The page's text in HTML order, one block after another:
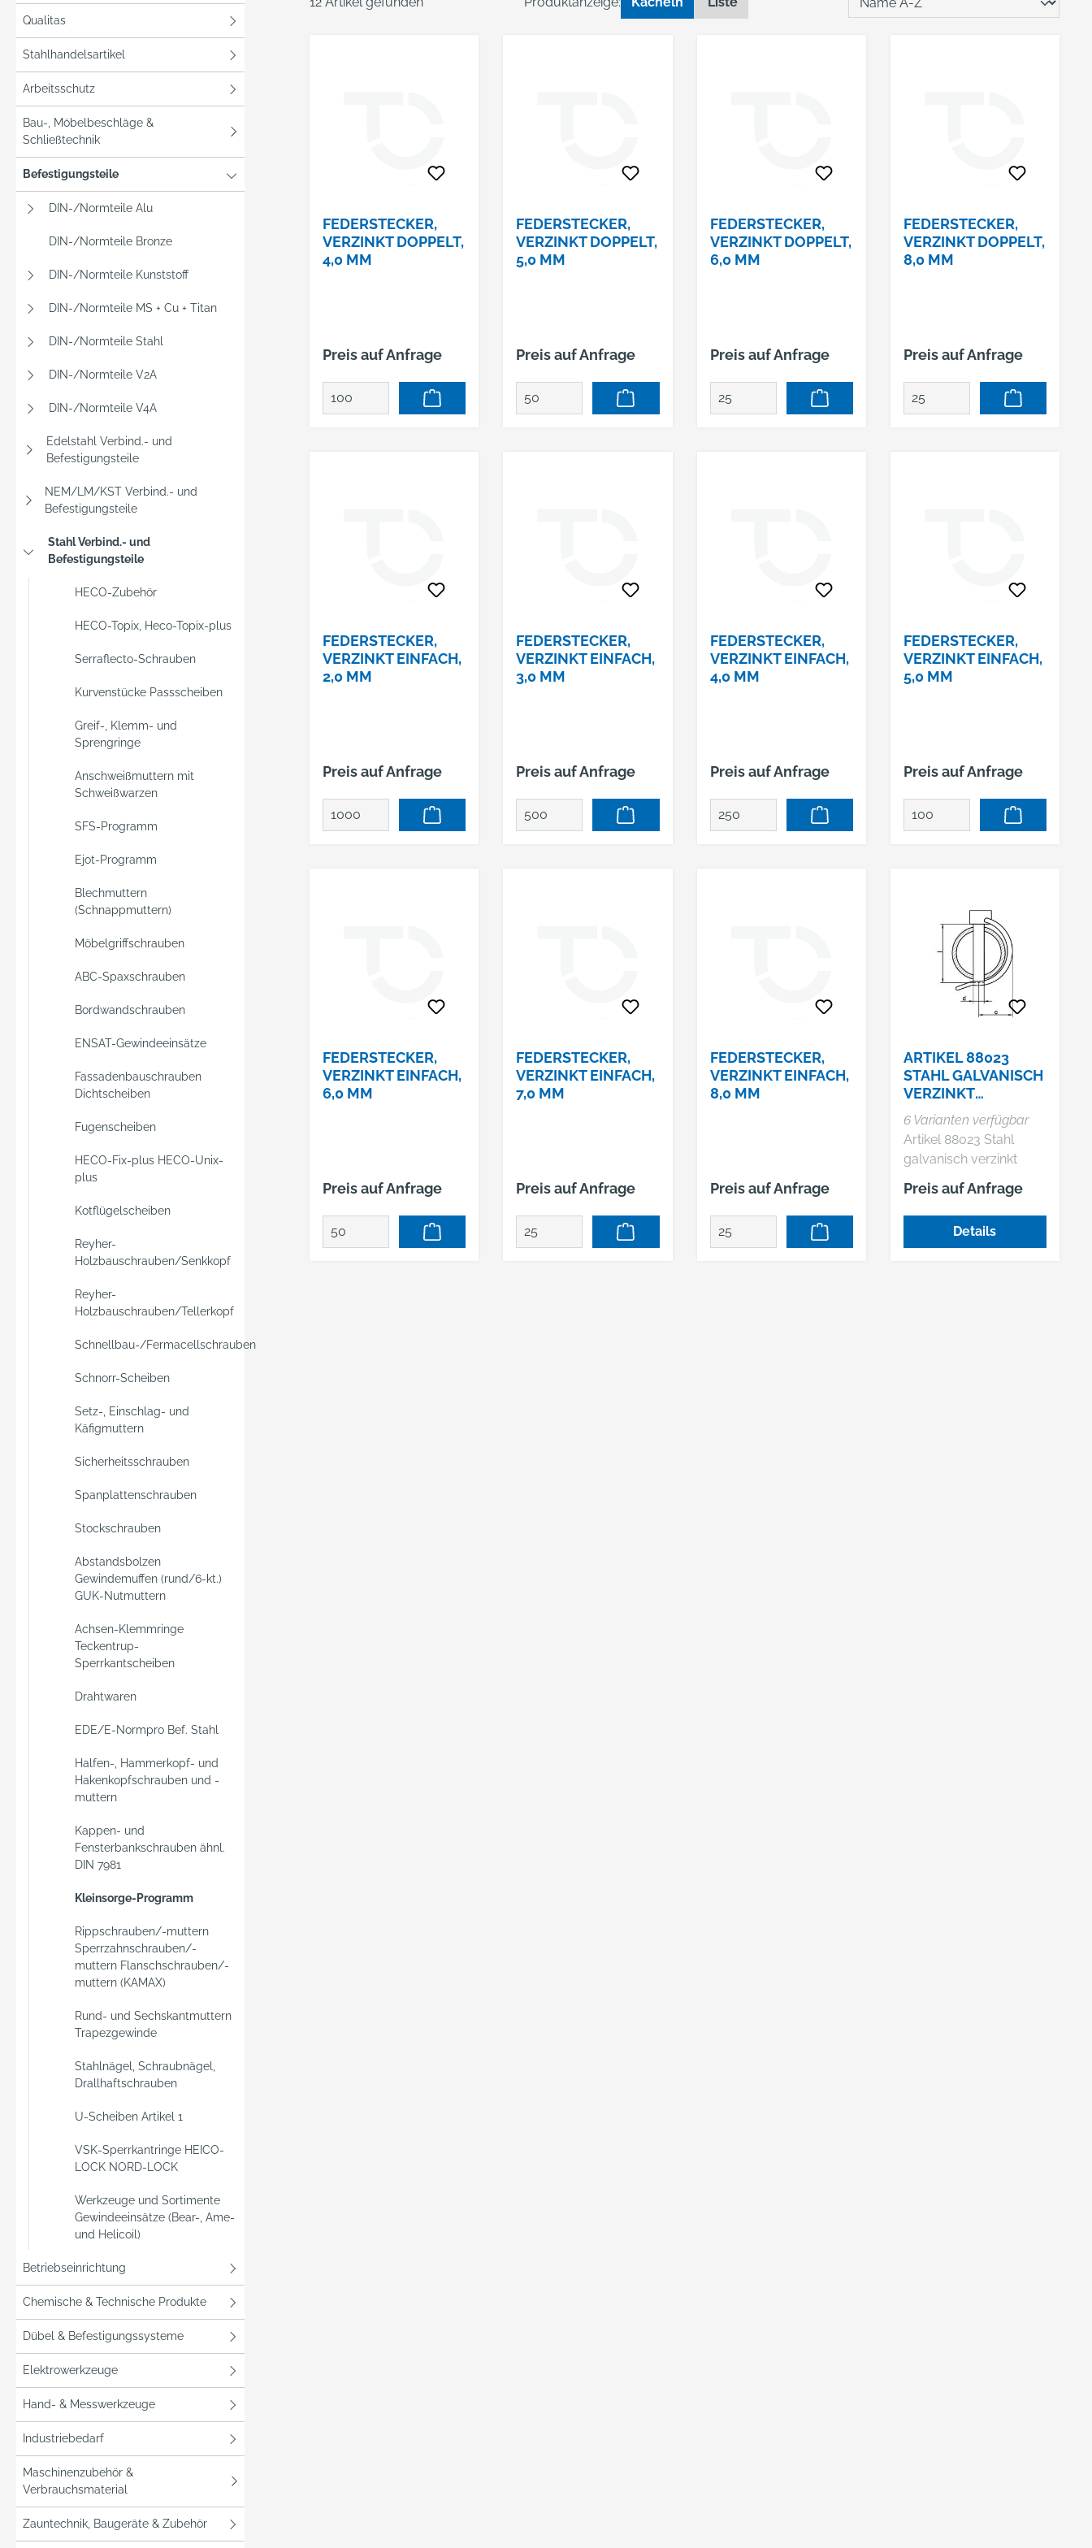
Qualitas
Stahlhandelsartikel
Arbeitsschutz
Bau-, Möbelbeschläge &
Schließtechnik
Befestigungsteile
DIN-/Normteile Alu
DIN-/Normteile Bronze
DIN-/Normteile Kunststoff
DIN-/Normteile MS + Cu + Titan
DIN-/Normteile Stahl
DIN-/Normteile V2A
DIN-/Normteile V4A
Edelstahl Verbind.- und
Befestigungsteile
NEM/LM/KST Verbind.- und
Befestigungsteile
Stahl Verbind.- und
Befestigungsteile
HECO-Zubehör
HECO-Topix, Heco-Topix-plus
Serraflecto-Schrauben
Kurvenstücke Passscheiben
Greif-, Klemm- und
Sprengringe
Anschweißmuttern mit
Schweißwarzen
SFS-Programm
Ejot-Programm
Blechmuttern
(Schnappmuttern)
Möbelgriffschrauben
ABC-Spaxschrauben
Bordwandschrauben
ENSAT-Gewindeeinsätze
Fassadenbauschrauben
Dichtscheiben
Fugenscheiben
HECO-Fix-plus HECO-Unix-
plus
Kotflügelscheiben
Reyher-
Holzbauschrauben/Senkkopf
Reyher-
Holzbauschrauben/Tellerkopf
Schnellbau-/Fermacellschrauben
Schnorr-Scheiben
Setz-, Einschlag- und
Käfigmuttern
Sicherheitsschrauben
Spanplattenschrauben
Stockschrauben
Abstandsbolzen
Gewindemuffen (rund/6-kt.)
GUK-Nutmuttern
Achsen-Klemmringe
Teckentrup-
Sperrkantscheiben
Drahtwaren
EDE/E-Normpro Bef. Stahl
Halfen-, Hammerkopf- und
Hakenkopfschrauben und -
muttern
Kappen- und
Fensterbankschrauben ähnl.
DIN 7981
Kleinsorge-Programm
Rippschrauben/-muttern
Sperrzahnschrauben/-
muttern Flanschschrauben/-
muttern (KAMAX)
Rund- und Sechskantmuttern
Trapezgewinde
Stahlnägel, Schraubnägel,
Drallhaftschrauben
U-Scheiben Artikel 1
VSK-Sperrkantringe HEICO-
LOCK NORD-LOCK
Werkzeuge und Sortimente
Gewindeeinsätze (Bear-, Ame-
und Helicoil)
Betriebseinrichtung
Chemische & Technische Produkte
Dübel & Befestigungssysteme
Elektrowerkzeuge
Hand- & Messwerkzeuge
Industriebedarf
Maschinenzubehör &
Verbrauchsmaterial
Zauntechnik, Baugeräte & Zubehör
FEDERSTECKER,
VERZINKT DOPPELT,
4,0 MM
Preis auf Anfrage
FEDERSTECKER,
VERZINKT DOPPELT,
5,0 MM
Preis auf Anfrage
FEDERSTECKER,
VERZINKT DOPPELT,
6,0 MM
Preis auf Anfrage
FEDERSTECKER,
VERZINKT DOPPELT,
8,0 MM
Preis auf Anfrage
FEDERSTECKER,
VERZINKT EINFACH,
2,0 MM
Preis auf Anfrage
FEDERSTECKER,
VERZINKT EINFACH,
3,0 MM
Preis auf Anfrage
FEDERSTECKER,
VERZINKT EINFACH,
4,0 MM
Preis auf Anfrage
FEDERSTECKER,
VERZINKT EINFACH,
5,0 MM
Preis auf Anfrage
FEDERSTECKER,
VERZINKT EINFACH,
6,0 MM
Preis auf Anfrage
FEDERSTECKER,
VERZINKT EINFACH,
7,0 MM
Preis auf Anfrage
FEDERSTECKER,
VERZINKT EINFACH,
8,0 MM
Preis auf Anfrage
ARTIKEL 88023
STAHL GALVANISCH
VERZINKT
ROHRKLAPPSTECKE
R
6 Varianten verfügbar
Artikel 88023 Stahl
galvanisch verzinkt
Rohrklappstecker
Preis auf Anfrage
Details